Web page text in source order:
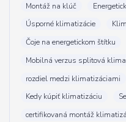
Montáž na klúč
Úsporné klimatizácie
Čoje na energetickom štítku
Mobilná verzus splitová
rozdiel medzi klimatizáciami
Kedy kúpiť klimatizáciu
certifikovaná montáž